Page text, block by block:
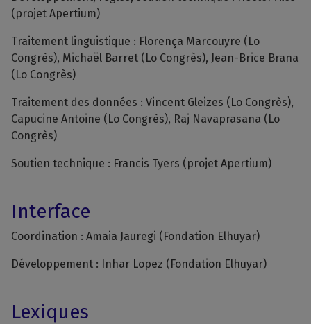
(projet Apertium)
Traitement linguistique : Florença Marcouyre (Lo
Congrès), Michaël Barret (Lo Congrès), Jean-Brice Brana
(Lo Congrès)
Traitement des données : Vincent Gleizes (Lo Congrès),
Capucine Antoine (Lo Congrès), Raj Navaprasana (Lo
Congrès)
Soutien technique : Francis Tyers (projet Apertium)
Interface
Coordination : Amaia Jauregi (Fondation Elhuyar)
Développement : Inhar Lopez (Fondation Elhuyar)
Lexiques